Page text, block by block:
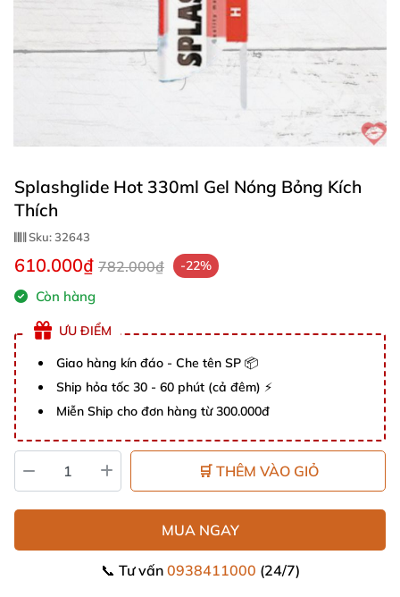
Splashglide Hot 330ml Gel Nóng Bỏng Kích
Thích
Sku:32643
610.000₫ 782.000₫ -22%
Còn hàng
ƯU ĐIỂM
Giao hàng kín đáo - Che tên SP 📦
Ship hỏa tốc 30 - 60 phút (cả đêm) ⚡
Miễn Ship cho đơn hàng từ 300.000đ
🛒 THÊM VÀO GIỎ
MUA NGAY
📞 Tư vấn 0938411000 (24/7)